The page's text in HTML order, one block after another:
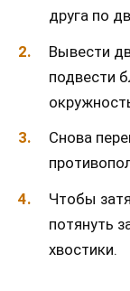
друга по
Вывести
подвести
Снова
Чтобы
потянуть
хвостики.